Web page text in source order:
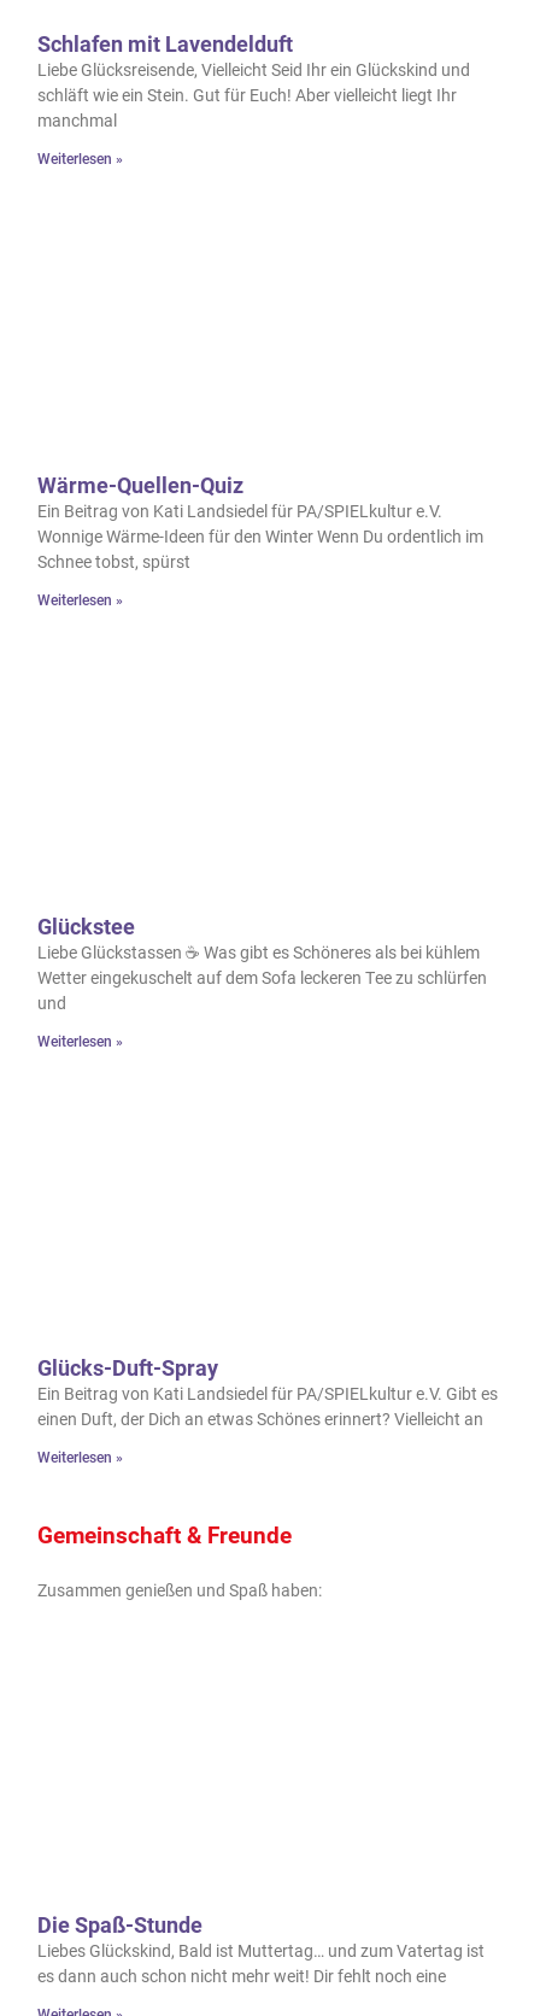
Schlafen mit Lavendelduft
Liebe Glücksreisende, Vielleicht Seid Ihr ein Glückskind und
schläft wie ein Stein. Gut für Euch! Aber vielleicht liegt Ihr
manchmal
Weiterlesen »
Wärme-Quellen-Quiz
Ein Beitrag von Kati Landsiedel für PA/SPIELkultur e.V.
Wonnige Wärme-Ideen für den Winter Wenn Du ordentlich im
Schnee tobst, spürst
Weiterlesen »
Glückstee
Liebe Glückstassen ☕ Was gibt es Schöneres als bei kühlem
Wetter eingekuschelt auf dem Sofa leckeren Tee zu schlürfen
und
Weiterlesen »
Glücks-Duft-Spray
Ein Beitrag von Kati Landsiedel für PA/SPIELkultur e.V. Gibt es
einen Duft, der Dich an etwas Schönes erinnert? Vielleicht an
Weiterlesen »
Gemeinschaft & Freunde
Zusammen genießen und Spaß haben:
Die Spaß-Stunde
Liebes Glückskind, Bald ist Muttertag… und zum Vatertag ist
es dann auch schon nicht mehr weit! Dir fehlt noch eine